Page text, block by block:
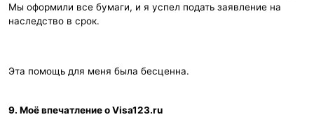
Мы оформили все бумаги, и я успел подать заявление на
наследство в срок.
Эта помощь для меня была бесценна.
9. Моё впечатление о Visa123.ru